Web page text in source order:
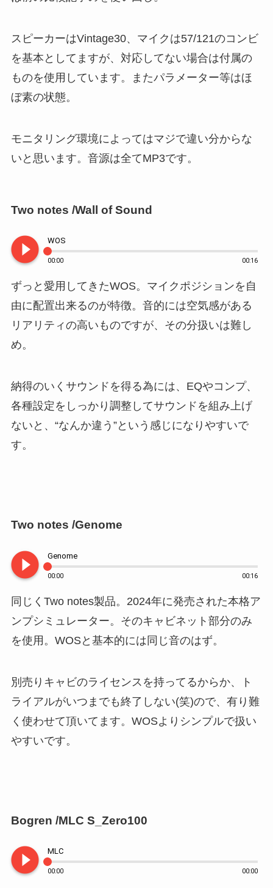
スピーカーはVintage30、マイクは57/121のコンビ
を基本としてますが、対応してない場合は付属の
ものを使用しています。またパラメーター等はほ
ぼ素の状態。
モニタリング環境によってはマジで違い分からな
いと思います。音源は全てMP3です。
Two notes /Wall of Sound
play_circle_filled WOS
00:00 00:16
ずっと愛用してきたWOS。マイクポジションを自
由に配置出来るのが特徴。音的には空気感がある
リアリティの高いものですが、その分扱いは難し
め。
納得のいくサウンドを得る為には、EQやコンプ、
各種設定をしっかり調整してサウンドを組み上げ
ないと、“なんか違う”という感じになりやすいで
す。
Two notes /Genome
play_circle_filled Genome
00:00 00:16
同じくTwo notes製品。2024年に発売された本格ア
ンプシミュレーター。そのキャビネット部分のみ
を使用。WOSと基本的には同じ音のはず。
別売りキャビのライセンスを持ってるからか、ト
ライアルがいつまでも終了しない(笑)ので、有り難
く使わせて頂いてます。WOSよりシンプルで扱い
やすいです。
Bogren /MLC S_Zero100
play_circle_filled MLC
00:00 00:00